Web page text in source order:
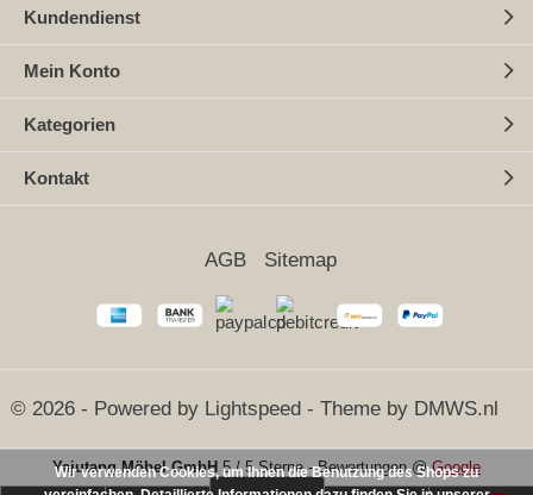
Kundendienst
Mein Konto
Kategorien
Kontakt
© 2026 - Powered by Lightspeed - Theme by DMWS.nl
AGB Sitemap
Yajutang Möbel GmbH 5/5 Sterne-Bewertungen @Google
Wir verwenden Cookies, um Ihnen die Benutzung des Shops zu